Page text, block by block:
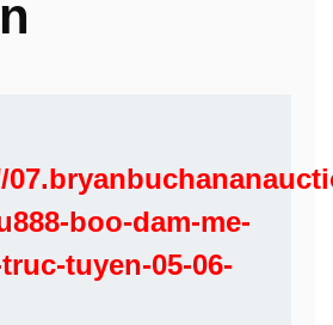
boo-dam-me-
tuyen-05-06-